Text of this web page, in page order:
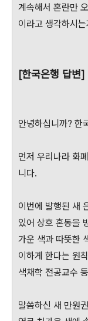
계속해서 혼란만
이라고 생각하시
[한국은행 답변]
안녕하십니까? 한
먼저 우리나라 화
니다.
이번에 발행된 새
있어 상호 혼동을
가운 색과 따뜻한
이하게 한다는 원
색채학 전공교수
말씀하신 새 만원